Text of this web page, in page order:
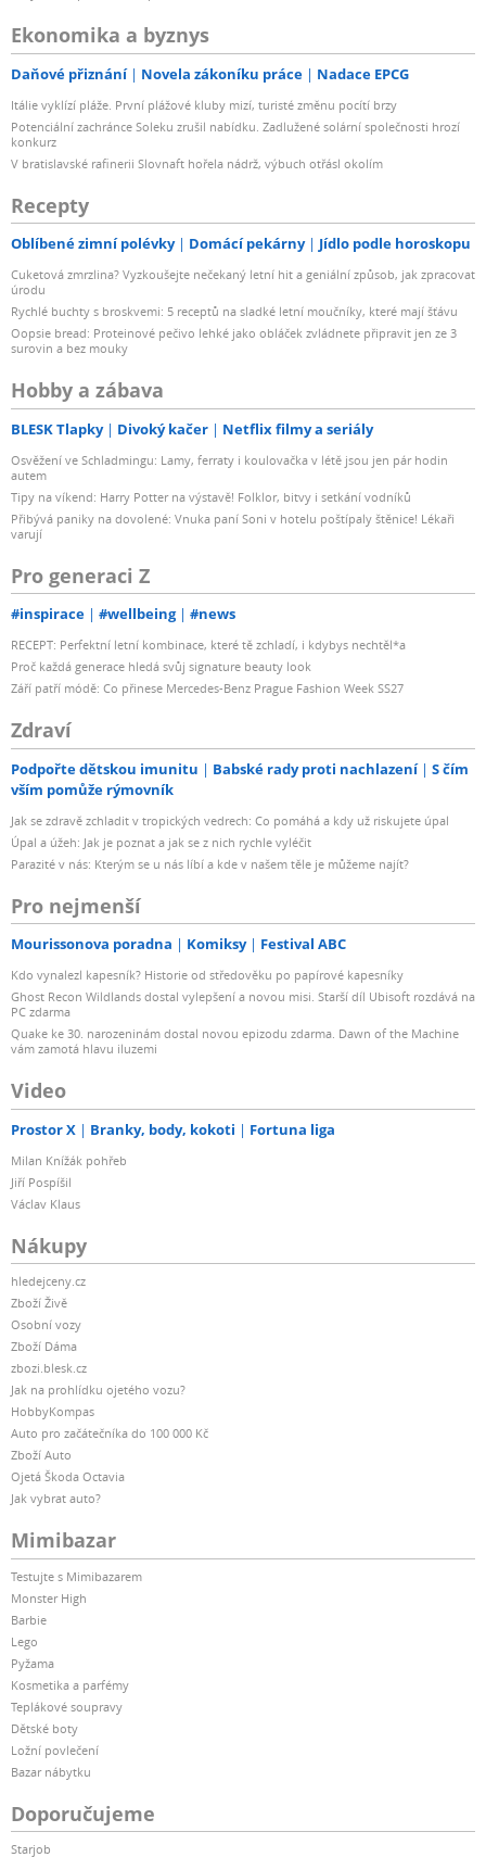
Ekonomika a byznys
Daňové přiznání Novela zákoníku práce Nadace EPCG
Itálie vyklízí pláže. První plážové kluby mizí, turisté změnu pocítí brzy
Potenciální zachránce Soleku zrušil nabídku. Zadlužené solární společnosti hrozí
konkurz
V bratislavské rafinerii Slovnaft hořela nádrž, výbuch otřásl okolím
Recepty
Oblíbené zimní polévky Domácí pekárny Jídlo podle horoskopu
Cuketová zmrzlina? Vyzkoušejte nečekaný letní hit a geniální způsob, jak zpracovat
úrodu
Rychlé buchty s broskvemi: 5 receptů na sladké letní moučníky, které mají šťávu
Oopsie bread: Proteinové pečivo lehké jako obláček zvládnete připravit jen ze 3
surovin a bez mouky
Hobby a zábava
BLESK Tlapky Divoký kačer Netflix filmy a seriály
Osvěžení ve Schladmingu: Lamy, ferraty i koulovačka v létě jsou jen pár hodin
autem
Tipy na víkend: Harry Potter na výstavě! Folklor, bitvy i setkání vodníků
Přibývá paniky na dovolené: Vnuka paní Soni v hotelu poštípaly štěnice! Lékaři
varují
Pro generaci Z
#inspirace #wellbeing #news
RECEPT: Perfektní letní kombinace, které tě zchladí, i kdybys nechtěl*a
Proč každá generace hledá svůj signature beauty look
Září patří módě: Co přinese Mercedes-Benz Prague Fashion Week SS27
Zdraví
Podpořte dětskou imunitu Babské rady proti nachlazení
S čím
vším pomůže rýmovník
Jak se zdravě zchladit v tropických vedrech: Co pomáhá a kdy už riskujete úpal
Úpal a úžeh: Jak je poznat a jak se z nich rychle vyléčit
Parazité v nás: Kterým se u nás líbí a kde v našem těle je můžeme najít?
Pro nejmenší
Mourissonova poradna Komiksy Festival ABC
Kdo vynalezl kapesník? Historie od středověku po papírové kapesníky
Ghost Recon Wildlands dostal vylepšení a novou misi. Starší díl Ubisoft rozdává na
PC zdarma
Quake ke 30. narozeninám dostal novou epizodu zdarma. Dawn of the Machine
vám zamotá hlavu iluzemi
Video
Prostor X Branky, body, kokoti Fortuna liga
Milan Knížák pohřeb
Jiří Pospíšil
Václav Klaus
Nákupy
hledejceny.cz
Zboží Živě
Osobní vozy
Zboží Dáma
zbozi.blesk.cz
Jak na prohlídku ojetého vozu?
HobbyKompas
Auto pro začátečníka do 100 000 Kč
Zboží Auto
Ojetá Škoda Octavia
Jak vybrat auto?
Mimibazar
Testujte s Mimibazarem
Monster High
Barbie
Lego
Pyžama
Kosmetika a parfémy
Teplákové soupravy
Dětské boty
Ložní povlečení
Bazar nábytku
Doporučujeme
Starjob